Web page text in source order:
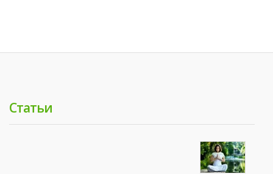
Статьи